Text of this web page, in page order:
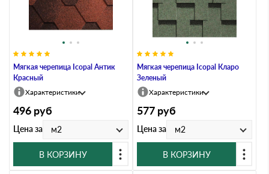
Мягкая черепица Icopal Антик
Красный
Характеристики
496 руб
Цена за м2
В КОРЗИНУ
Мягкая черепица Icopal Кларо
Зеленый
Характеристики
577 руб
Цена за м2
В КОРЗИНУ